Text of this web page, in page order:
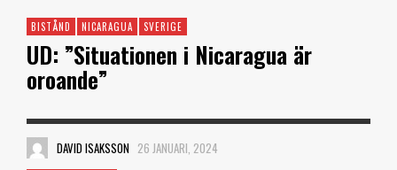
BISTÅND NICARAGUA SVERIGE
UD: ”Situationen i Nicaragua är
oroande”
DAVID ISAKSSON 26 JANUARI, 2024